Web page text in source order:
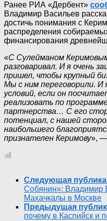
Ранее РИА «Дербент»
Владимир Васильев
достичь понимания с
распределения
финансирования
«С Сулейманом
разговаривал. И я очень
пришел, чтобы крупный
Мы с ним переговорили. И
условий, если он
реализовать по
партнерства… С его
потенциал, с нашей
наибольшего
признателен Керимову», —
Следующая
Собянин»: Владимир
Махачкалы в Москве
Предыдущая
почему в Каспийск и